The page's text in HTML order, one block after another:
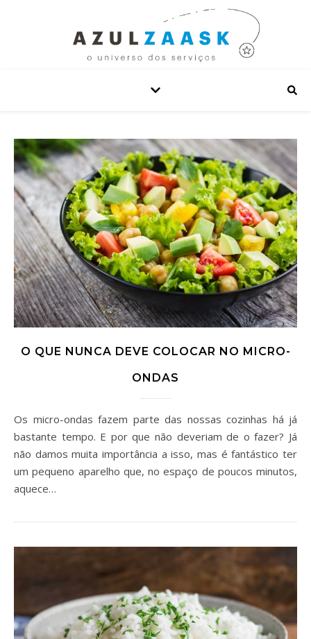
O QUE NUNCA DEVE COLOCAR NO MICRO-
ONDAS
Os micro-ondas fazem parte das nossas cozinhas há já
bastante tempo. E por que não deveriam de o fazer? Já
não damos muita importância a isso, mas é fantástico ter
um pequeno aparelho que, no espaço de poucos minutos,
aquece…